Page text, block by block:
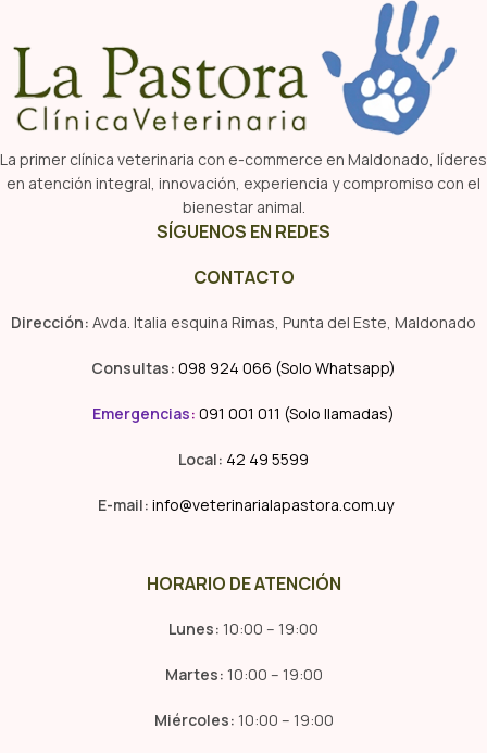
La primer clínica veterinaria con e-commerce en Maldonado, líderes
en atención integral, innovación, experiencia y compromiso con el
bienestar animal.
SÍGUENOS EN REDES
CONTACTO
Dirección: Avda. Italia esquina Rimas, Punta del Este, Maldonado
Consultas: 098 924 066 (Solo Whatsapp)
Emergencias: 091 001 011 (Solo llamadas)
Local: 42 49 5599
E-mail: info@veterinarialapastora.com.uy
HORARIO DE ATENCIÓN
Lunes: 10:00 – 19:00
Martes: 10:00 – 19:00
Miércoles: 10:00 – 19:00